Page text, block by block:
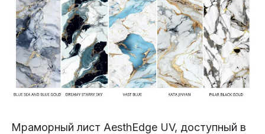
Мраморный лист AesthEdge UV, доступный в